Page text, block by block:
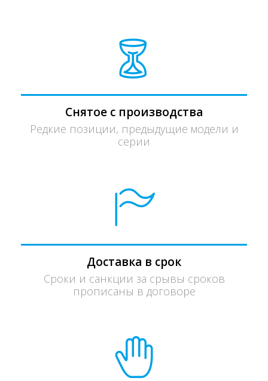
Снятое с производства
Редкие позиции, предыдущие модели и
серии
Доставка в срок
Сроки и санкции за срывы сроков
прописаны в договоре